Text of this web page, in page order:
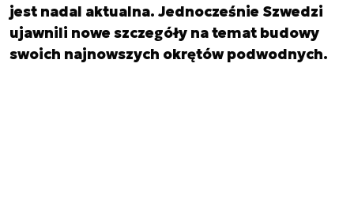
jest nadal aktualna. Jednocześnie Szwedzi
ujawnili nowe szczegóły na temat budowy
swoich najnowszych okrętów podwodnych.